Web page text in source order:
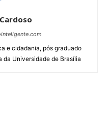
e cidadania, pós graduado
da Universidade de Brasília